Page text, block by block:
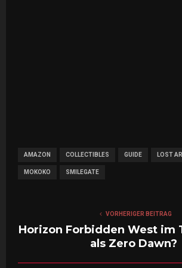
AMAZON COLLECTIBLES GUIDE LOST
MOKOKO SMILEGATE
VORHERIGER BEITRAG
Horizon Forbidden West im
als Zero Dawn?